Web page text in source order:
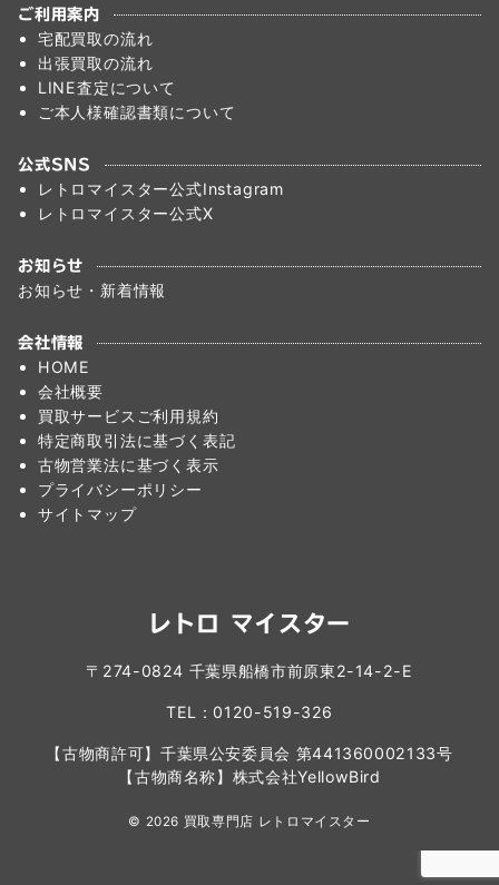
ご利用案内
宅配買取の流れ
出張買取の流れ
LINE査定について
ご本人様確認書類について
公式SNS
レトロマイスター公式Instagram
レトロマイスター公式X
お知らせ
お知らせ・新着情報
会社情報
HOME
会社概要
買取サービスご利用規約
特定商取引法に基づく表記
古物営業法に基づく表示
プライバシーポリシー
サイトマップ
レトロ マイスター
〒274-0824 千葉県船橋市前原東2-14-2-E
TEL：0120-519-326
【古物商許可】千葉県公安委員会 第441360002133号
【古物商名称】株式会社YellowBird
© 2026 買取専門店 レトロマイスター